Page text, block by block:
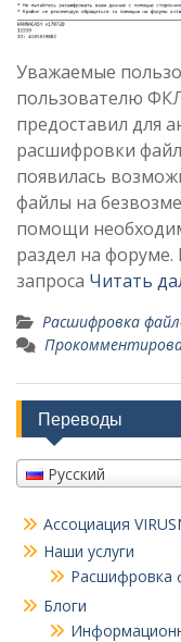
Уважаемые
пользователю
предоставил для
расшифровки
появилась
файлы на
помощи
раздел на форуме.
запроса Читать
Расшифровка
Переводы
Русский
Ассоциация
Наши услуги
Расшифровка
Блоги